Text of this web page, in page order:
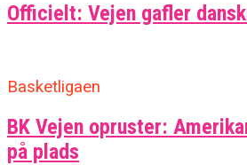
Officielt: Vejen gafler
Basketligaen
BK Vejen opruster:
på plads